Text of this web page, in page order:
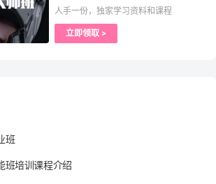
人手一份，独家学习资料和课程
立即领取 >
班
班培训课程介绍